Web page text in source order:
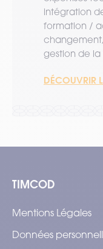
intégration
formation /
gestion de la
DÉCOUVRIR
TIMCOD
Mentions Légales
Données